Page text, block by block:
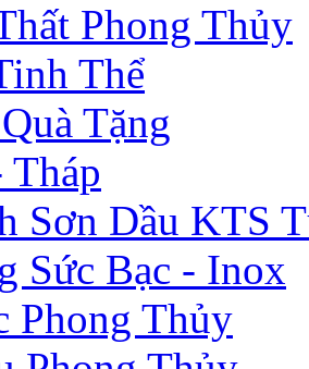
Phong Thủy
Thể
Tặng
Sơn Dầu KTS
Sức Bạc - Inox
Phong Thủy